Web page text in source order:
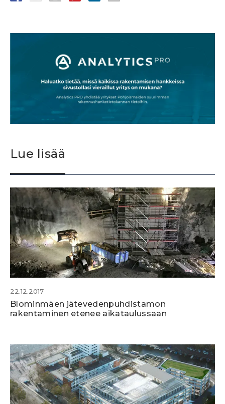
Lue lisää
22.12.2017
Blominmäen jätevedenpuhdistamon
rakentaminen etenee aikataulussaan